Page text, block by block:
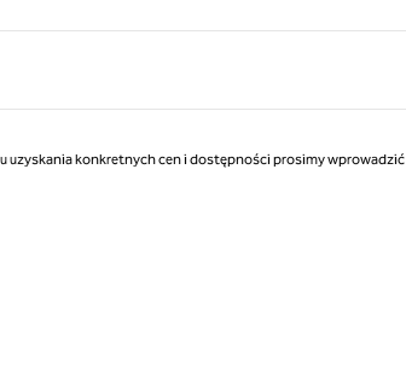
uzyskania konkretnych cen i dostępności prosimy wprowadzić